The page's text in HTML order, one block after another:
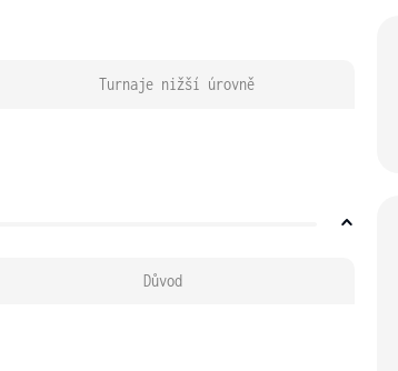
Turnaje nižší úrovně
Důvod